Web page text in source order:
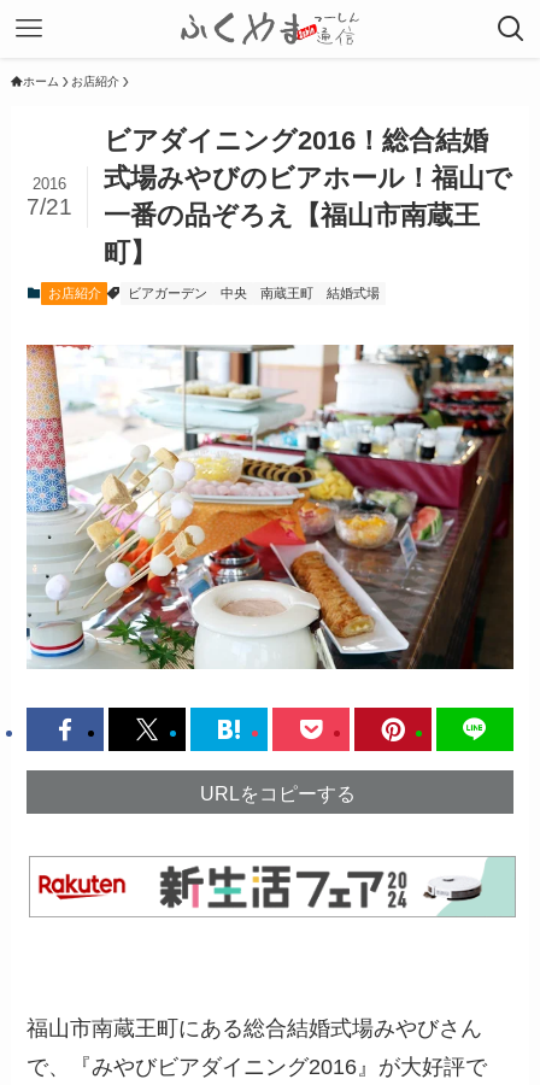
ホーム お店紹介
ビアダイニング2016！総合結婚
式場みやびのビアホール！福山で
一番の品ぞろえ【福山市南蔵王
町】
2016
7/21
お店紹介 ビアガーデン 中央 南蔵王町 結婚式場
URLをコピーする
福山市南蔵王町にある総合結婚式場みやびさん
で、『みやびビアダイニング2016』が大好評で